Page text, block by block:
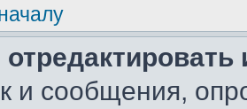
и сообщения,